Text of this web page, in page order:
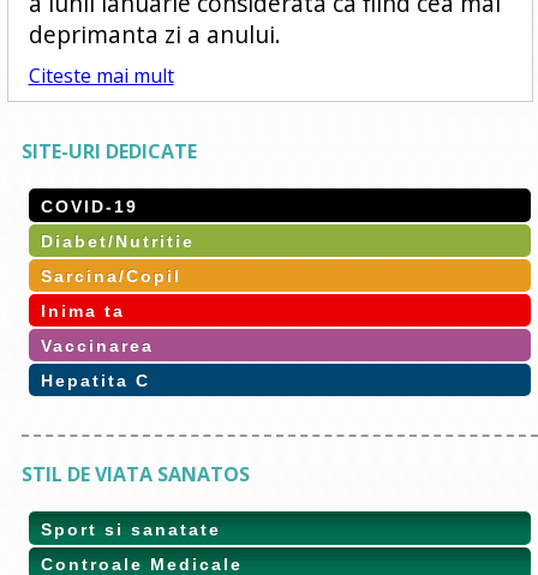
deprimanta zi a anului.
Citeste mai mult
SITE-URI DEDICATE
COVID-19
Diabet/Nutritie
Sarcina/Copil
Inima ta
Vaccinarea
Hepatita C
STIL DE VIATA SANATOS
Sport si sanatate
Controale Medicale